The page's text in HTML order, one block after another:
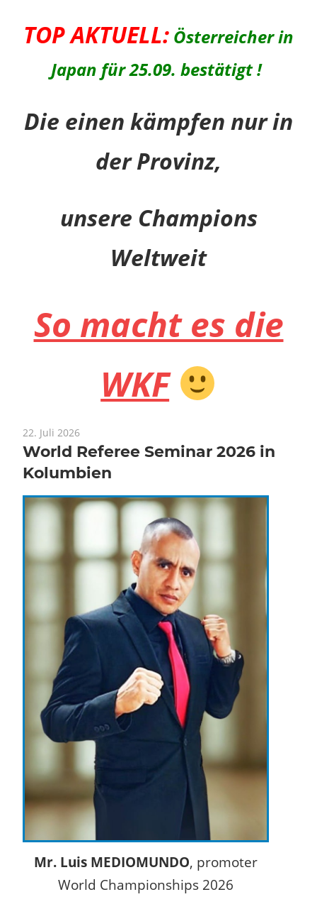
TOP AKTUELL: Österreicher in
Japan für 25.09. bestätigt !
Die einen kämpfen nur in
der Provinz,
unsere Champions
Weltweit
So macht es die
WKF
22. Juli 2026
World Referee Seminar 2026 in
Kolumbien
Mr. Luis MEDIOMUNDO, promoter
World Championships 2026